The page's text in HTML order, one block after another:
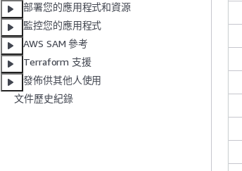
部署您的應用程式和資源
監控您的應用程式
AWS SAM 參考
Terraform 支援
發佈供其他人使用
文件歷史紀錄